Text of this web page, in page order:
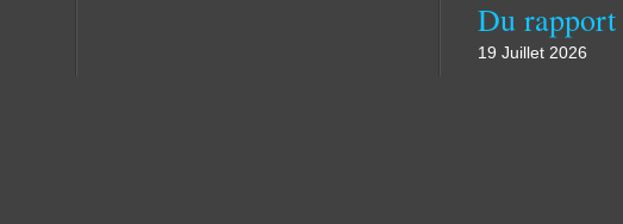
19 Juillet 2026